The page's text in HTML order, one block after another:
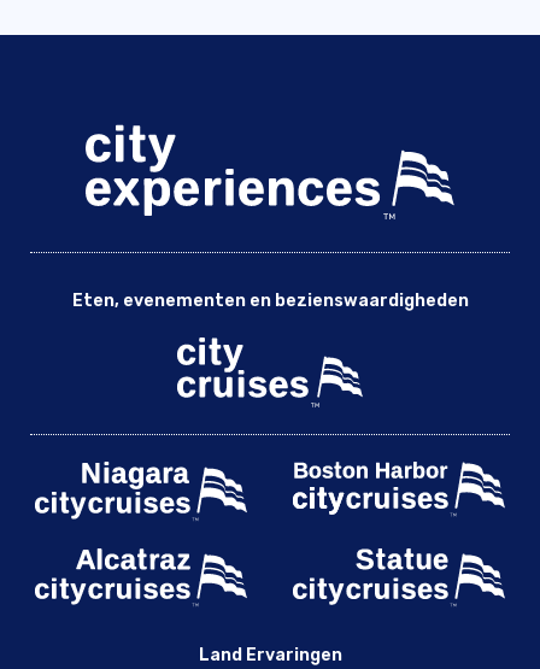
Eten, evenementen en bezienswaardigheden
Land Ervaringen